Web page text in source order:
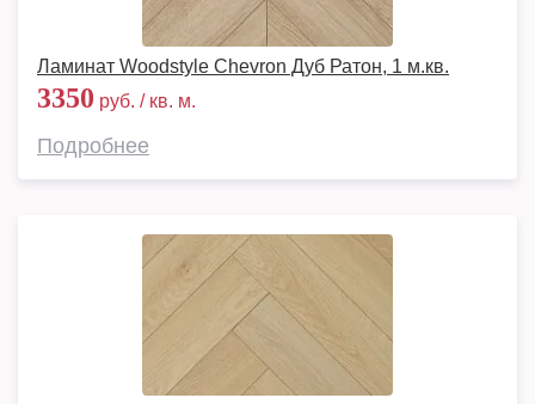
Ламинат Woodstyle Chevron Дуб Ратон, 1 м.кв.
3350 руб. / кв. м.
Подробнее